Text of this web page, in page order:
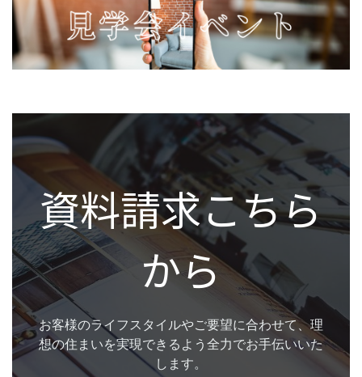
資料請求こちら
から
お客様のライフスタイルやご要望に合わせて、理
想の住まいを実現できるよう全力でお手伝いいた
します。